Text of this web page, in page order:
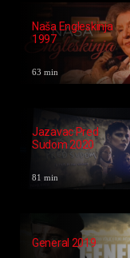
Naša Engleskinja
1997
63 min
Jazavac Pred
Sudom 2020
81 min
General 2019